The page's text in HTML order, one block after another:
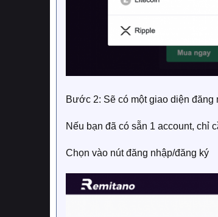
Bước 2: Sẽ có một giao diện đăng
Nếu bạn đã có sẵn 1 account, chỉ
Chọn vào nút đăng nhập/đăng ký